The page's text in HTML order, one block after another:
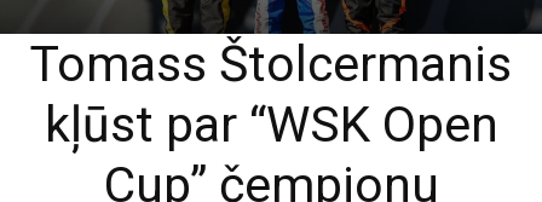
Tomass Štolcermanis
kļūst par “WSK Open
Cup” čempionu